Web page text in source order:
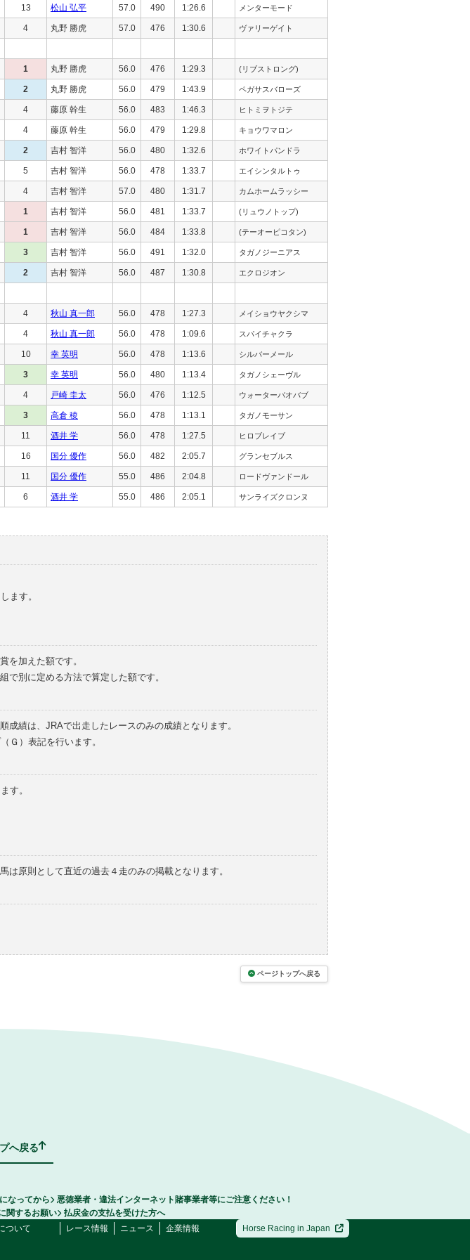
13 松山 弘平 57.0 490 1:26.6 メンターモード
4 丸野 勝虎 57.0 476 1:30.6 ヴァリーゲイト
1 丸野 勝虎 56.0 476 1:29.3 (リブストロング)
2 丸野 勝虎 56.0 479 1:43.9 ペガサスバローズ
4 藤原 幹生 56.0 483 1:46.3 ヒトミヲトジテ
4 藤原 幹生 56.0 479 1:29.8 キョウワマロン
2 吉村 智洋 56.0 480 1:32.6 ホワイトパンドラ
5 吉村 智洋 56.0 478 1:33.7 エイシンタルトゥ
4 吉村 智洋 57.0 480 1:31.7 カムホームラッシー
1 吉村 智洋 56.0 481 1:33.7 (リュウノトップ)
1 吉村 智洋 56.0 484 1:33.8 (テーオーピコタン)
3 吉村 智洋 56.0 491 1:32.0 タガノジーニアス
2 吉村 智洋 56.0 487 1:30.8 エクロジオン
4 秋山 真一郎 56.0 478 1:27.3 メイショウヤクシマ
4 秋山 真一郎 56.0 478 1:09.6 スパイチャクラ
10 幸 英明 56.0 478 1:13.6 シルバーメール
3 幸 英明 56.0 480 1:13.4 タガノシェーヴル
4 戸崎 圭太 56.0 476 1:12.5 ウォーターバオバブ
3 高倉 稜 56.0 478 1:13.1 タガノモーサン
11 酒井 学 56.0 478 1:27.5 ヒロブレイブ
16 国分 優作 56.0 482 2:05.7 グランセブルス
11 国分 優作 55.0 486 2:04.8 ロードヴァンドール
6 酒井 学 55.0 486 2:05.1 サンライズクロンヌ
ます。
を加えた額です。
で別に定める方法で算定した額です。
績は、JRAで出走したレースのみの成績となります。
Ｇ）表記を行います。
す。
原則として直近の過去４走のみの掲載となります。
ページトップへ戻る
へ戻る
なってから
悪徳業者・違法インターネット賭事業者等にご注意ください！
関するお願い
払戻金の支払を受けた方へ
ついて レース情報 ニュース 企業情報 Horse Racing in Japan